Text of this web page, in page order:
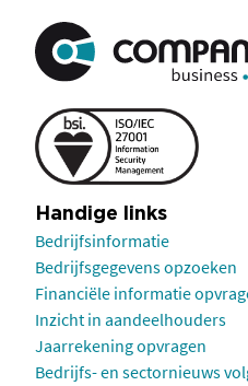
Handige links
Bedrijfsinformatie
Bedrijfsgegevens opzoeken
Financiële informatie
Inzicht in aandeelhouders
Jaarrekening opvragen
Bedrijfs- en sectornieuws